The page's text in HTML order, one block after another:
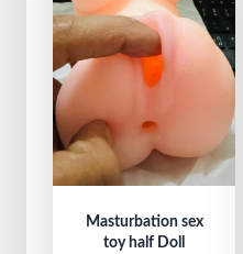
Masturbation sex
toy half Doll